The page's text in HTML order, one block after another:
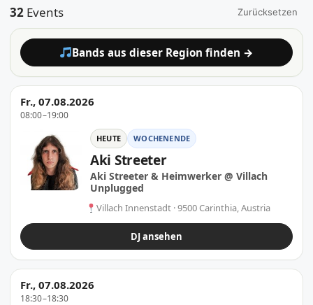
32 Events Zurücksetzen
Bands aus dieser Region finden →
Fr., 07.08.2026
08:00–19:00
HEUTE WOCHENENDE
Aki Streeter
Aki Streeter & Heimwerker @ Villach
Unplugged
Villach Innenstadt · 9500 Carinthia, Austria
DJ ansehen
Fr., 07.08.2026
18:30–18:30